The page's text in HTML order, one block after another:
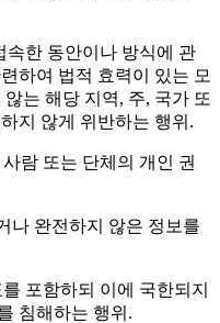
속한 동안이나 방식에 관
하여 법적 효력이 있는 모
는 해당 지역, 주, 국가 또
지 않게 위반하는 행위.
람 또는 단체의 개인 권
나 완전하지 않은 정보를
포함하되 이에 국한되지
침해하는 행위.